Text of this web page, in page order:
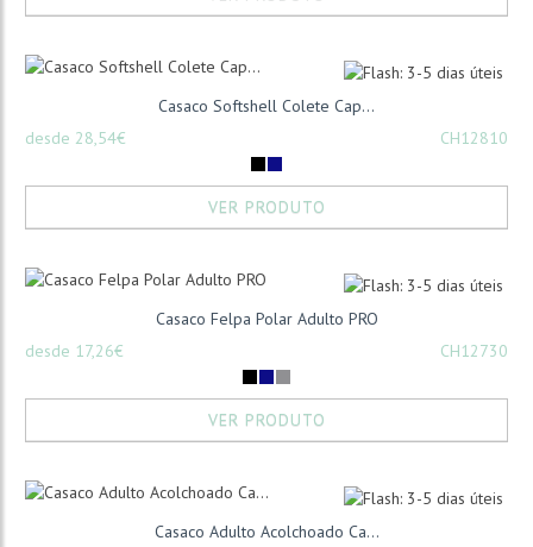
Casaco Softshell Colete Cap...
desde 28,54€
CH12810
VER PRODUTO
Casaco Felpa Polar Adulto PRO
desde 17,26€
CH12730
VER PRODUTO
Casaco Adulto Acolchoado Ca...